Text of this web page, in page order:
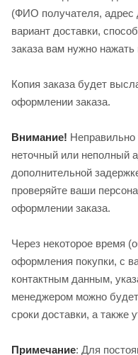
(ФИО получателя, адрес
вариант доставки,
заказа вам нужно нажать
Копия заказа будет
оформлении заказа.
Внимание!
неточный или неполный
дополнительной
проверяйте ваши
оформлении заказа.
Через некоторое время
оформления покупки, с
контактным данным,
менеджером можно
сроки доставки, а также
Примечание: Для